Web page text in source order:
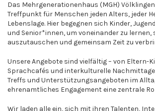
Das Mehrgenerationenhaus (MGH)
Treffpunkt für Menschen jeden Alters, jeder
Lebenslage. Hier begegnen sich Kinder,
und Senior*innen, um voneinander zu lernen,
auszutauschen und gemeinsam Zeit zu
Unsere Angebote sind vielfältig – von Eltern-
Sprachcafés und interkulturelle
Treffs und Unterstützungsangeboten im
ehrenamtliches Engagement eine zentrale
Wir laden alle ein, sich mit ihren Talenten,